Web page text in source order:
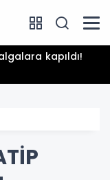
kapıldı!